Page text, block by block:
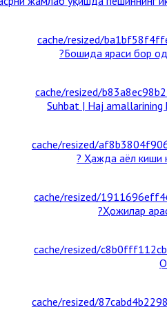
Бошида яраси бор
Ҳажда аёл киши
Ҳожилар